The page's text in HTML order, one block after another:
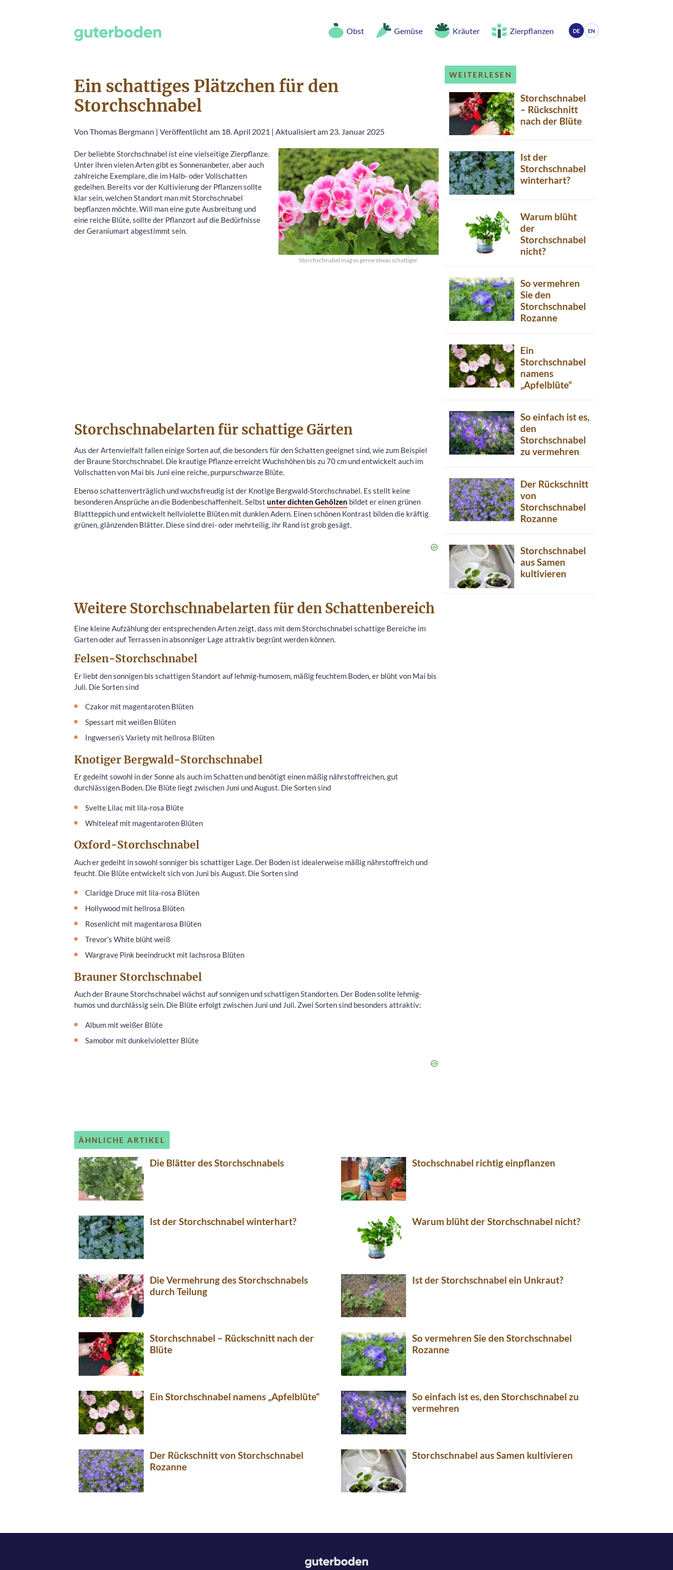
Obst Gemüse Kräuter Zierpflanzen DE EN
Ein schattiges Plätzchen für den
Storchschnabel
Von Thomas Bergmann | Veröffentlicht am 18. April 2021 | Aktualisiert am 23. Januar 2025
Storchschnabel mag es gerne etwas schattiger.
Der beliebte Storchschnabel ist eine vielseitige Zierpflanze.
Unter ihren vielen Arten gibt es Sonnenanbeter, aber auch
zahlreiche Exemplare, die im Halb- oder Vollschatten
gedeihen. Bereits vor der Kultivierung der Pflanzen sollte
klar sein, welchen Standort man mit Storchschnabel
bepflanzen möchte. Will man eine gute Ausbreitung und
eine reiche Blüte, sollte der Pflanzort auf die Bedürfnisse
der Geraniumart abgestimmt sein.
Storchschnabelarten für schattige Gärten
Aus der Artenvielfalt fallen einige Sorten auf, die besonders für den Schatten geeignet sind, wie zum Beispiel
der Braune Storchschnabel. Die krautige Pflanze erreicht Wuchshöhen bis zu 70 cm und entwickelt auch im
Vollschatten von Mai bis Juni eine reiche, purpurschwarze Blüte.
Ebenso schattenverträglich und wuchsfreudig ist der Knotige Bergwald-Storchschnabel. Es stellt keine
besonderen Ansprüche an die Bodenbeschaffenheit. Selbst unter dichten Gehölzen bildet er einen grünen
Blattteppich und entwickelt hellviolette Blüten mit dunklen Adern. Einen schönen Kontrast bilden die kräftig
grünen, glänzenden Blätter. Diese sind drei- oder mehrteilig, ihr Rand ist grob gesägt.
Weitere Storchschnabelarten für den Schattenbereich
Eine kleine Aufzählung der entsprechenden Arten zeigt, dass mit dem Storchschnabel schattige Bereiche im
Garten oder auf Terrassen in absonniger Lage attraktiv begrünt werden können.
Felsen-Storchschnabel
Er liebt den sonnigen bis schattigen Standort auf lehmig-humosem, mäßig feuchtem Boden, er blüht von Mai bis
Juli. Die Sorten sind
Czakor mit magentaroten Blüten
Spessart mit weißen Blüten
Ingwersen’s Variety mit hellrosa Blüten
Knotiger Bergwald-Storchschnabel
Er gedeiht sowohl in der Sonne als auch im Schatten und benötigt einen mäßig nährstoffreichen, gut
durchlässigen Boden. Die Blüte liegt zwischen Juni und August. Die Sorten sind
Svelte Lilac mit lila-rosa Blüte
Whiteleaf mit magentaroten Blüten
Oxford-Storchschnabel
Auch er gedeiht in sowohl sonniger bis schattiger Lage. Der Boden ist idealerweise mäßig nährstoffreich und
feucht. Die Blüte entwickelt sich von Juni bis August. Die Sorten sind
Claridge Druce mit lila-rosa Blüten
Hollywood mit hellrosa Blüten
Rosenlicht mit magentarosa Blüten
Trevor’s White blüht weiß
Wargrave Pink beeindruckt mit lachsrosa Blüten
Brauner Storchschnabel
Auch der Braune Storchschnabel wächst auf sonnigen und schattigen Standorten. Der Boden sollte lehmig-
humos und durchlässig sein. Die Blüte erfolgt zwischen Juni und Juli. Zwei Sorten sind besonders attraktiv:
Album mit weißer Blüte
Samobor mit dunkelvioletter Blüte
WEITERLESEN
Storchschnabel
– Rückschnitt
nach der Blüte
Ist der
Storchschnabel
winterhart?
Warum blüht
der
Storchschnabel
nicht?
So vermehren
Sie den
Storchschnabel
Rozanne
Ein
Storchschnabel
namens
„Apfelblüte“
So einfach ist es,
den
Storchschnabel
zu vermehren
Der Rückschnitt
von
Storchschnabel
Rozanne
Storchschnabel
aus Samen
kultivieren
ÄHNLICHE ARTIKEL
Die Blätter des Storchschnabels Stochschnabel richtig einpflanzen
Ist der Storchschnabel winterhart? Warum blüht der Storchschnabel nicht?
Die Vermehrung des Storchschnabels
durch Teilung
Ist der Storchschnabel ein Unkraut?
Storchschnabel – Rückschnitt nach der
Blüte
So vermehren Sie den Storchschnabel
Rozanne
Ein Storchschnabel namens „Apfelblüte“
So einfach ist es, den Storchschnabel zu
vermehren
Der Rückschnitt von Storchschnabel
Rozanne
Storchschnabel aus Samen kultivieren